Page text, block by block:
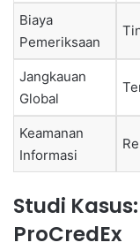
Biaya
Pemeriksaan
Jangkauan
Global
Keamanan
Informasi
Studi
ProCredEx